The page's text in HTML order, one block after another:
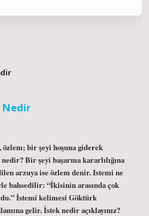
Nedir
bir şeyi hoşuna giderek
Bir şeyi başarma kararlılığına
arzuya ise özlem denir. Istemi ne
bahsedilir: “İkisinin arasında çok
İstemi kelimesi Göktürk
gelir. İstek nedir açıklayınız?